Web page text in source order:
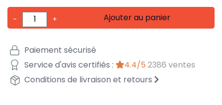
- + Ajouter au panier
Paiement sécurisé
Service d'avis certifiés :
4.4/5 2386 ventes
Conditions de livraison et retours